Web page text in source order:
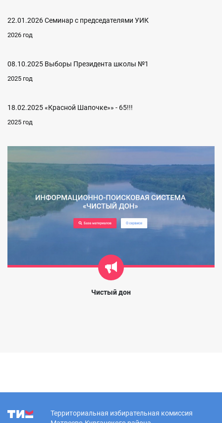
22.01.2026 Семинар с председателями УИК
2026 год
08.10.2025 Выборы Президента школы №1
2025 год
18.02.2025 «Красной Шапочке»» - 65!!!
2025 год
Чистый дон
Территориальная избирательная комиссия